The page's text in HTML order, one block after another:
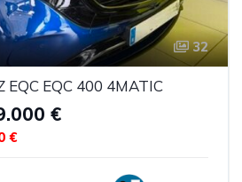
32
EQC EQC 400 4MATIC
€
€